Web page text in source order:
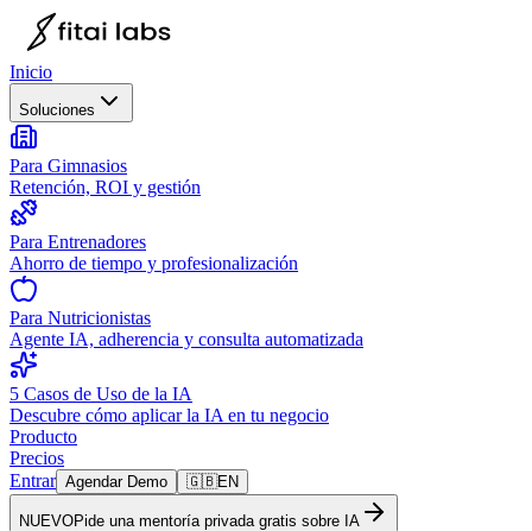
Inicio
Soluciones
Para Gimnasios
Retención, ROI y gestión
Para Entrenadores
Ahorro de tiempo y profesionalización
Para Nutricionistas
Agente IA, adherencia y consulta automatizada
5 Casos de Uso de la IA
Descubre cómo aplicar la IA en tu negocio
Producto
Precios
Entrar Agendar Demo 🇬🇧EN
NUEVOPide una mentoría privada gratis sobre IA